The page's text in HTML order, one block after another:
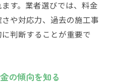
で知るべき業者基準
コストと注意点
す。業者選びでは、料金
や対応力、過去の施工事
判断することが重要で
の傾向を知る